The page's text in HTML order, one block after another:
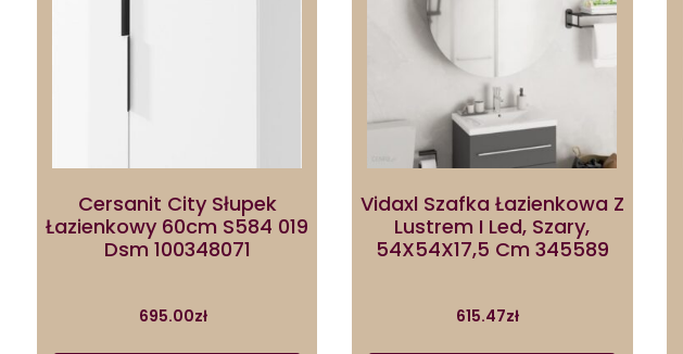
Cersanit City Słupek
Łazienkowy 60cm S584 019
Dsm 100348071
695.00zł
Vidaxl Szafka Łazienkowa Z
Lustrem I Led, Szary,
54X54X17,5 Cm 345589
615.47zł